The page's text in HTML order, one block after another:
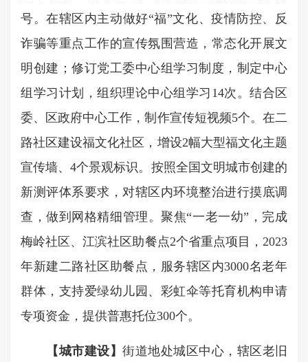
号。在辖区内主动做好“福”文化、疫情防控、反
诈骗等重点工作的宣传氛围营造，常态化开展文
明创建；修订党工委中心组学习制度，制定中心
组学习计划，组织理论中心组学习14次。结合区
委、区政府中心工作，制作宣传短视频5个。在二
路社区建设福文化社区，增设2幅大型福文化主题
宣传墙、4个景观标识。按照全国文明城市创建的
新测评体系要求，对辖区内环境整治进行摸底调
查，做到网格精细管理。聚焦“一老一幼”，完成
梅岭社区、江滨社区助餐点2个省重点项目，2023
年新建二路社区助餐点，服务辖区内3000名老年
群体，支持爱绿幼儿园、彩虹伞等托育机构申请
专项资金，提供普惠托位300个。
【城市建设】 街道地处城区中心，辖区老旧